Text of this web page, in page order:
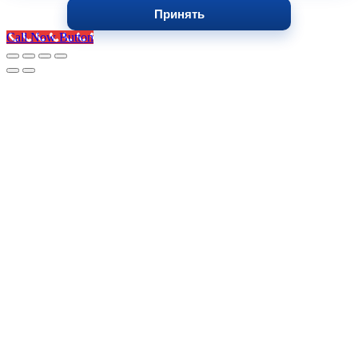
Принять
Call Now Button